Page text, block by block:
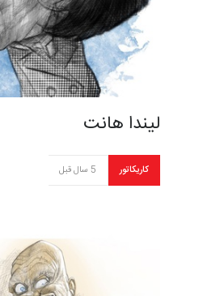
لیندا هانت
کاریکاتور 5 سال قبل